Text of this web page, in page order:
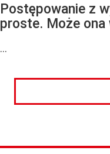
Postępowanie z
proste. Może ona
...